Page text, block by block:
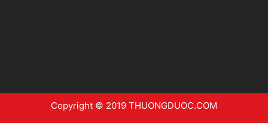
Copyright © 2019 THUONGDUOC.COM